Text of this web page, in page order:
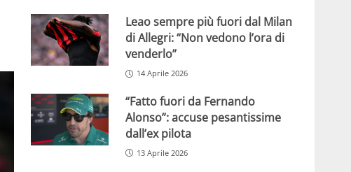
Leao sempre più fuori dal Milan
di Allegri: “Non vedono l’ora di
venderlo”
14 Aprile 2026
“Fatto fuori da Fernando
Alonso”: accuse pesantissime
dall’ex pilota
13 Aprile 2026